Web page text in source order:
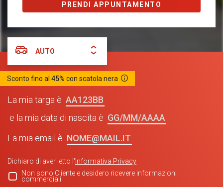
PRENDI APPUNTAMENTO
AUTO
Sconto fino al 45% con scatola nera
La mia targa è
AA123BB
e la mia data di nascita è
GG/MM/AAAA
La mia email è NOME@MAIL.IT
Dichiaro di aver letto l' Informativa Privacy
Non sono Cliente e desidero ricevere informazioni
commerciali